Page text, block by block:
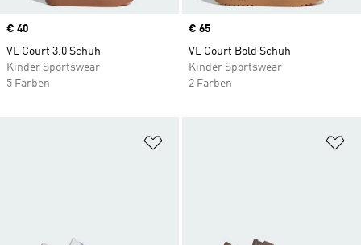
Price
€ 40
VL Court 3.0 Schuh
Kinder Sportswear
5 Farben
Price
€ 65
VL Court Bold Schuh
Kinder Sportswear
2 Farben